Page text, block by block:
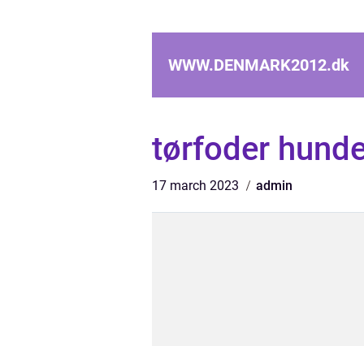
WWW.DENMARK2012.dk
tørfoder
17 march 2023 admin